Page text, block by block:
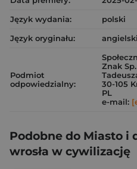
Język wydania:
polski
Język oryginału:
angielski
Podmiot
odpowiedzialny:
Znak
30-105
PL
e-mail:
Podobne do Miasto i
wrosła w cywilizację